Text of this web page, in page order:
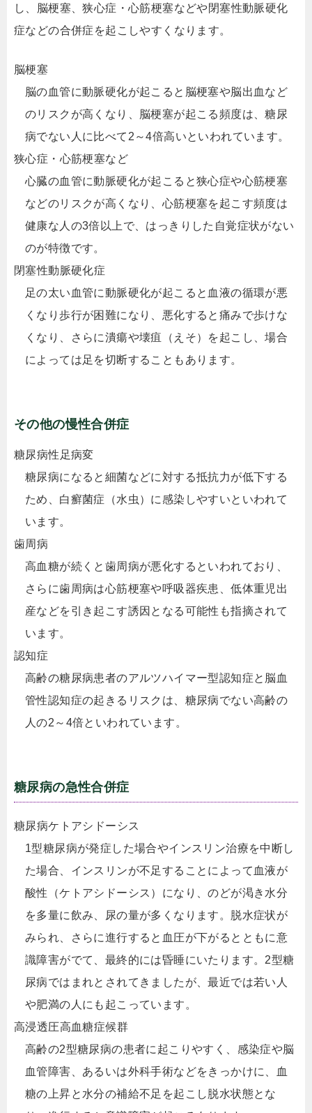
し、脳梗塞、狭心症・心筋梗塞などや閉塞性動脈硬化
症などの合併症を起こしやすくなります。
脳梗塞
脳の血管に動脈硬化が起こると脳梗塞や脳出血など
のリスクが高くなり、脳梗塞が起こる頻度は、糖尿
病でない人に比べて2～4倍高いといわれています。
狭心症・心筋梗塞など
心臓の血管に動脈硬化が起こると狭心症や心筋梗塞
などのリスクが高くなり、心筋梗塞を起こす頻度は
健康な人の3倍以上で、はっきりした自覚症状がない
のが特徴です。
閉塞性動脈硬化症
足の太い血管に動脈硬化が起こると血液の循環が悪
くなり歩行が困難になり、悪化すると痛みで歩けな
くなり、さらに潰瘍や壊疽（えそ）を起こし、場合
によっては足を切断することもあります。
その他の慢性合併症
糖尿病性足病変
糖尿病になると細菌などに対する抵抗力が低下する
ため、白癬菌症（水虫）に感染しやすいといわれて
います。
歯周病
高血糖が続くと歯周病が悪化するといわれており、
さらに歯周病は心筋梗塞や呼吸器疾患、低体重児出
産などを引き起こす誘因となる可能性も指摘されて
います。
認知症
高齢の糖尿病患者のアルツハイマー型認知症と脳血
管性認知症の起きるリスクは、糖尿病でない高齢の
人の2～4倍といわれています。
糖尿病の急性合併症
糖尿病ケトアシドーシス
1型糖尿病が発症した場合やインスリン治療を中断し
た場合、インスリンが不足することによって血液が
酸性（ケトアシドーシス）になり、のどが渇き水分
を多量に飲み、尿の量が多くなります。脱水症状が
みられ、さらに進行すると血圧が下がるとともに意
識障害がでて、最終的には昏睡にいたります。2型糖
尿病ではまれとされてきましたが、最近では若い人
や肥満の人にも起こっています。
高浸透圧高血糖症候群
高齢の2型糖尿病の患者に起こりやすく、感染症や脳
血管障害、あるいは外科手術などをきっかけに、血
糖の上昇と水分の補給不足を起こし脱水状態とな